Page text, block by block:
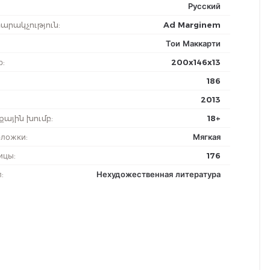
Русский
:
Ad Marginem
Тои Маккарти
:
200x146x13
186
2013
խումբ:
18+
:
Мягкая
:
176
: Нехудожественная литература